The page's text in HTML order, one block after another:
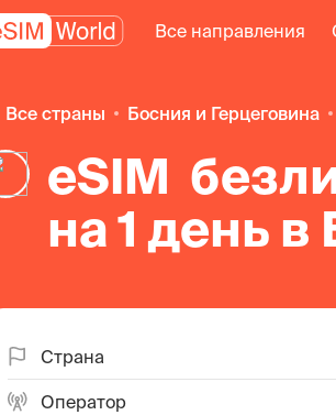
Все направления
Все страны Босния и Герцеговина
eSIM
на 1 день
Страна
Оператор